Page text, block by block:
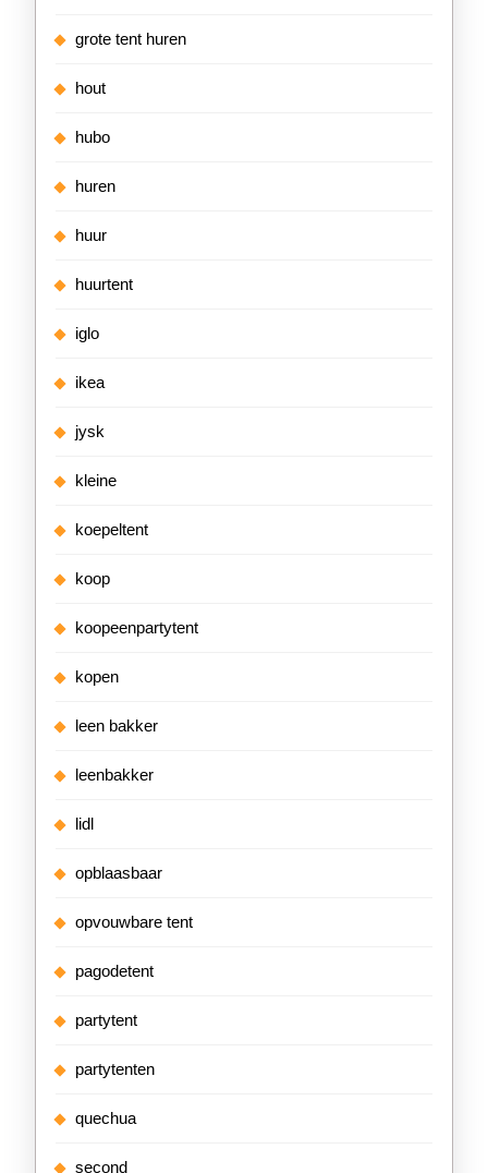
grote tent huren
hout
hubo
huren
huur
huurtent
iglo
ikea
jysk
kleine
koepeltent
koop
koopeenpartytent
kopen
leen bakker
leenbakker
lidl
opblaasbaar
opvouwbare tent
pagodetent
partytent
partytenten
quechua
second